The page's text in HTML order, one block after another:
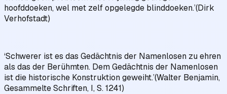
hoofddoeken, wel met zelf opgelegde blinddoeken.’(Dirk
Verhofstadt)
‘Schwerer ist es das Gedächtnis der Namenlosen zu ehren
als das der Berühmten. Dem Gedächtnis der Namenlosen
ist die historische Konstruktion geweiht.’(Walter Benjamin,
Gesammelte Schriften, I, S. 1241)